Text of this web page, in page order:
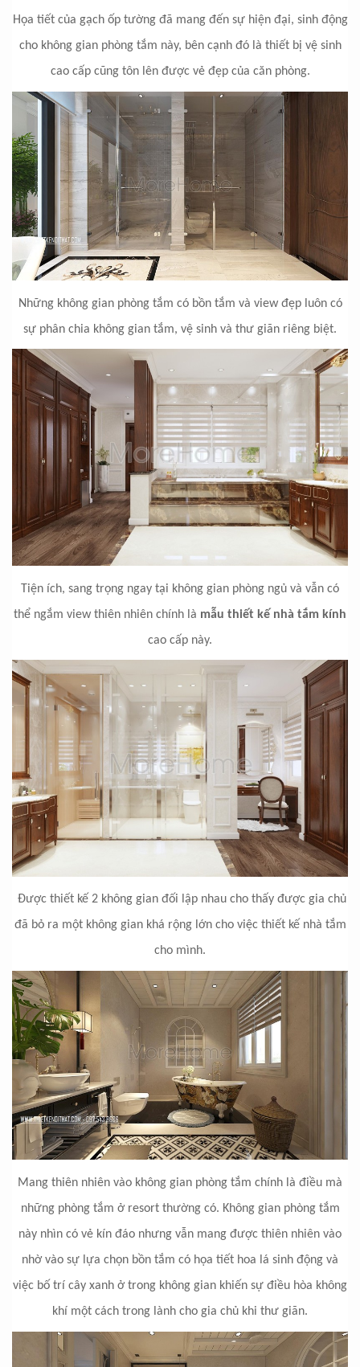
Họa tiết của gạch ốp tường đã mang đến sự hiện đại, sinh động
cho không gian phòng tắm này, bên cạnh đó là thiết bị vệ sinh
cao cấp cũng tôn lên được vẻ đẹp của căn phòng.
Những không gian phòng tắm có bồn tắm và view đẹp luôn có
sự phân chia không gian tắm, vệ sinh và thư giãn riêng biệt.
Tiện ích, sang trọng ngay tại không gian phòng ngủ và vẫn có
thể ngắm view thiên nhiên chính là mẫu thiết kế nhà tắm kính
cao cấp này.
Được thiết kế 2 không gian đối lập nhau cho thấy được gia chủ
đã bỏ ra một không gian khá rộng lớn cho việc thiết kế nhà tắm
cho mình.
Mang thiên nhiên vào không gian phòng tắm chính là điều mà
những phòng tắm ở resort thường có. Không gian phòng tắm
này nhìn có vẻ kín đáo nhưng vẫn mang được thiên nhiên vào
nhờ vào sự lựa chọn bồn tắm có họa tiết hoa lá sinh động và
việc bố trí cây xanh ở trong không gian khiến sự điều hòa không
khí một cách trong lành cho gia chủ khi thư giãn.